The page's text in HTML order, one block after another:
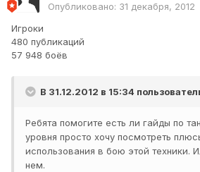
Опубликовано: 31 декабря, 2012
Игроки
480 публикаций
57 948 боёв
В 31.12.2012 в 15:34
Ребята помогите есть ли гайды по
уровня просто хочу посмотреть
использования в бою этой техники.
нем.